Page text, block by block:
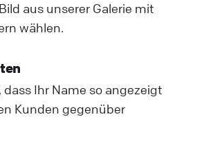
aus unserer Galerie mit
wählen.
dass Ihr Name so angezeigt
Kunden gegenüber